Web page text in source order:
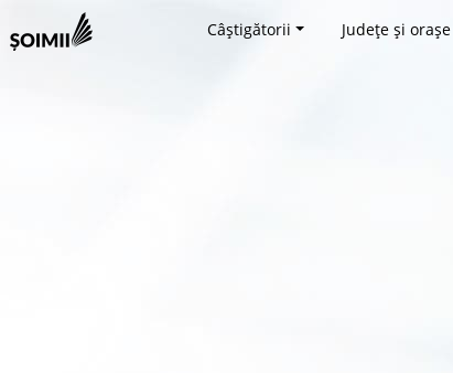
Câștigătorii Județe și orașe